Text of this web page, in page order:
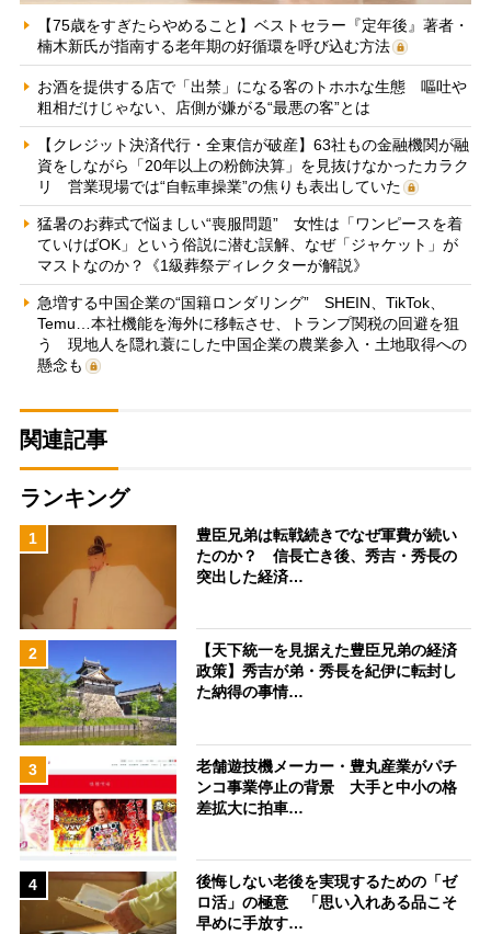
【75歳をすぎたらやめること】ベストセラー『定年後』著者・
楠木新氏が指南する老年期の好循環を呼び込む方法
お酒を提供する店で「出禁」になる客のトホホな生態 嘔吐や
粗相だけじゃない、店側が嫌がる“最悪の客”とは
【クレジット決済代行・全東信が破産】63社もの金融機関が融
資をしながら「20年以上の粉飾決算」を見抜けなかったカラク
リ 営業現場では“自転車操業”の焦りも表出していた
猛暑のお葬式で悩ましい“喪服問題” 女性は「ワンピースを着
ていけばOK」という俗説に潜む誤解、なぜ「ジャケット」が
マストなのか？《1級葬祭ディレクターが解説》
急増する中国企業の“国籍ロンダリング” SHEIN、TikTok、
Temu…本社機能を海外に移転させ、トランプ関税の回避を狙
う 現地人を隠れ蓑にした中国企業の農業参入・土地取得への
懸念も
関連記事
ランキング
1
豊臣兄弟は転戦続きでなぜ軍費が続い
たのか？ 信長亡き後、秀吉・秀長の
突出した経済…
2
【天下統一を見据えた豊臣兄弟の経済
政策】秀吉が弟・秀長を紀伊に転封し
た納得の事情…
3
老舗遊技機メーカー・豊丸産業がパチ
ンコ事業停止の背景 大手と中小の格
差拡大に拍車…
4
後悔しない老後を実現するための「ゼ
ロ活」の極意 「思い入れある品こそ
早めに手放す…